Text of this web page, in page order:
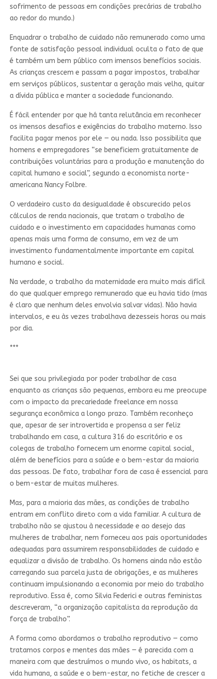
sofrimento de pessoas em condições precárias de trabalho
ao redor do mundo.)
Enquadrar o trabalho de cuidado não remunerado como uma
fonte de satisfação pessoal individual oculta o fato de que
é também um bem público com imensos benefícios sociais.
As crianças crescem e passam a pagar impostos, trabalhar
em serviços públicos, sustentar a geração mais velha, quitar
a dívida pública e manter a sociedade funcionando.
É fácil entender por que há tanta relutância em reconhecer
os imensos desafios e exigências do trabalho materno. Isso
facilita pagar menos por ele — ou nada. Isso possibilita que
homens e empregadores “se beneficiem gratuitamente de
contribuições voluntárias para a produção e manutenção do
capital humano e social”, segundo a economista norte-
americana Nancy Folbre.
O verdadeiro custo da desigualdade é obscurecido pelos
cálculos de renda nacionais, que tratam o trabalho de
cuidado e o investimento em capacidades humanas como
apenas mais uma forma de consumo, em vez de um
investimento fundamentalmente importante em capital
humano e social.
Na verdade, o trabalho da maternidade era muito mais difícil
do que qualquer emprego remunerado que eu havia tido (mas
é claro que nenhum deles envolvia salvar vidas). Não havia
intervalos, e eu às vezes trabalhava dezesseis horas ou mais
por dia.
***
Sei que sou privilegiada por poder trabalhar de casa
enquanto as crianças são pequenas, embora eu me preocupe
com o impacto da precariedade freelance em nossa
segurança econômica a longo prazo. Também reconheço
que, apesar de ser introvertida e propensa a ser feliz
trabalhando em casa, a cultura 316 do escritório e os
colegas de trabalho fornecem um enorme capital social,
além de benefícios para a saúde e o bem-estar da maioria
das pessoas. De fato, trabalhar fora de casa é essencial para
o bem-estar de muitas mulheres.
Mas, para a maioria das mães, as condições de trabalho
entram em conflito direto com a vida familiar. A cultura de
trabalho não se ajustou à necessidade e ao desejo das
mulheres de trabalhar, nem forneceu aos pais oportunidades
adequadas para assumirem responsabilidades de cuidado e
equalizar a divisão de trabalho. Os homens ainda não estão
carregando sua parcela justa de obrigações, e as mulheres
continuam impulsionando a economia por meio do trabalho
reprodutivo. Essa é, como Silvia Federici e outras feministas
descreveram, “a organização capitalista da reprodução da
força de trabalho”.
A forma como abordamos o trabalho reprodutivo — como
tratamos corpos e mentes das mães — é parecida com a
maneira com que destruímos o mundo vivo, os habitats, a
vida humana, a saúde e o bem-estar, no fetiche de crescer a